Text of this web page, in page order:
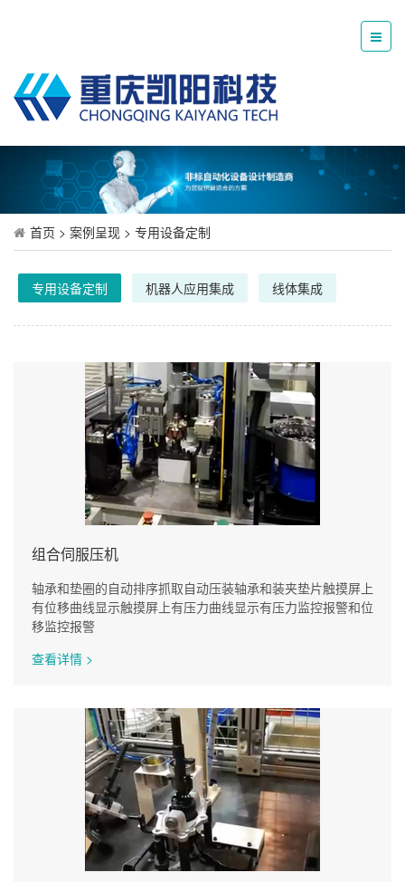
首页 > 案例呈现 > 专用设备定制
专用设备定制 机器人应用集成 线体集成
组合伺服压机
轴承和垫圈的自动排序抓取自动压装轴承和装夹垫片触摸屏上
有位移曲线显示触摸屏上有压力曲线显示有压力监控报警和位
移监控报警
查看详情 >